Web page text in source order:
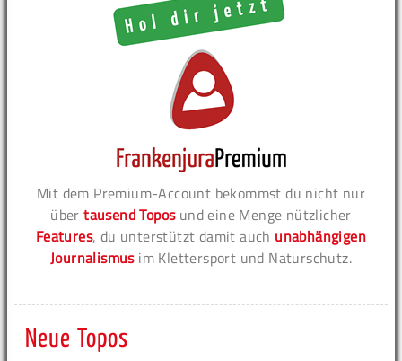
Mit dem Premium-Account bekommst du nicht nur
übertausend Toposund eine Menge nützlicher
Features, du unterstützt damit auch unabhängigen
Journalismusim Klettersport und Naturschutz.
Neue Topos